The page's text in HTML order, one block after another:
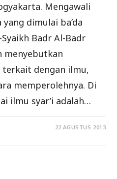
Mengawali
dimulai ba’da
Badr Al-Badr
menyebutkan
dengan ilmu,
memperolehnya. Di
ilmu syar’i adalah…
22 AGUSTUS 2013